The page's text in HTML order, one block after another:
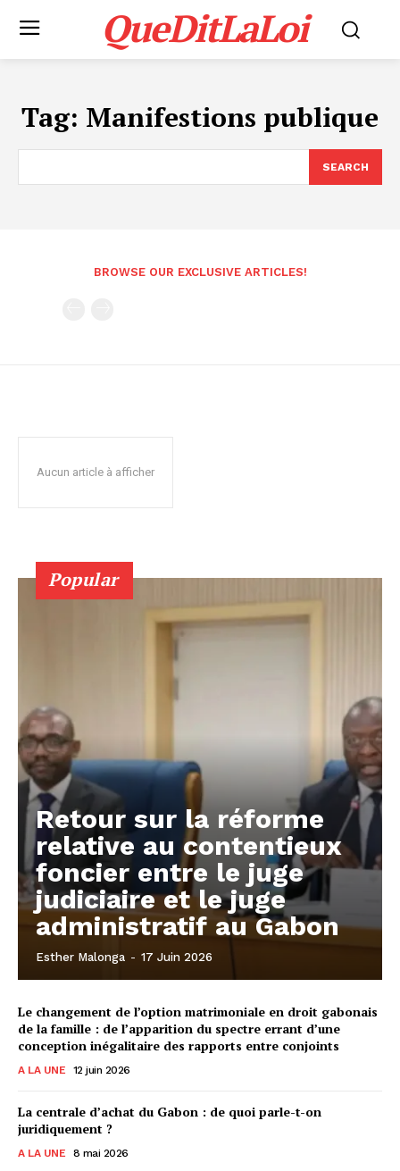
QueDitLaLoi
Tag: Manifestions publique
SEARCH
BROWSE OUR EXCLUSIVE ARTICLES!
Aucun article à afficher
Popular
Retour sur la réforme
relative au contentieux
foncier entre le juge
judiciaire et le juge
administratif au Gabon
Esther Malonga - 17 Juin 2026
Le changement de l’option matrimoniale en droit gabonais
de la famille : de l’apparition du spectre errant d’une
conception inégalitaire des rapports entre conjoints
A LA UNE 12 juin 2026
La centrale d’achat du Gabon : de quoi parle-t-on
juridiquement ?
A LA UNE 8 mai 2026